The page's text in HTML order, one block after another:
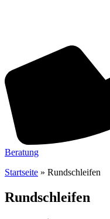
Beratung
Startseite » Rundschleifen
Rundschleifen